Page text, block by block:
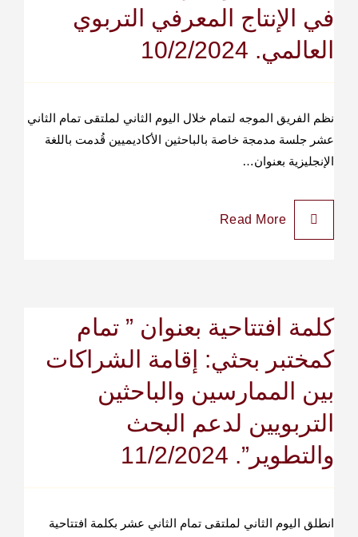
في الإنتاج المعرفي التربوي
العالمي. 10/2/2024
نظم الفريق الموجه لتمام خلال اليوم الثاني لملتقى تمام الثاني
عشر جلسة مدمجة خاصة بالباحثين الأكاديميين قُدمت باللغة
الإنجليزية بعنوان…
Read More
كلمة افتتاحية بعنوان ” تمام
كمختبر بحثي: إقامة الشراكات
بين الممارسين والباحثين
التربويين لدعم البحث
والتطوير”. 11/2/2024
انطلق اليوم الثاني لملتقى تمام الثاني عشر بكلمة افتتاحية